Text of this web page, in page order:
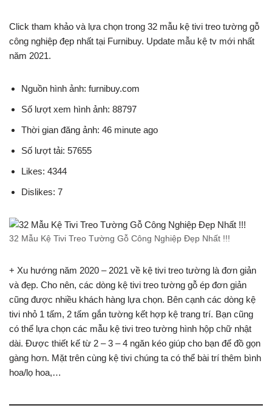
Click tham khảo và lựa chọn trong 32 mẫu kệ tivi treo tường gỗ
công nghiệp đẹp nhất tại Furnibuy. Update mẫu kệ tv mới nhất
năm 2021.
Nguồn hình ảnh: furnibuy.com
Số lượt xem hình ảnh: 88797
Thời gian đăng ảnh: 46 minute ago
Số lượt tải: 57655
Likes: 4344
Dislikes: 7
32 Mẫu Kệ Tivi Treo Tường Gỗ Công Nghiệp Đẹp Nhất !!!
+ Xu hướng năm 2020 – 2021 về kệ tivi treo tường là đơn giản
và đẹp. Cho nên, các dòng kệ tivi treo tường gỗ ép đơn giản
cũng được nhiều khách hàng lựa chọn. Bên cạnh các dòng kệ
tivi nhỏ 1 tấm, 2 tấm gắn tường kết hợp kệ trang trí. Bạn cũng
có thể lựa chọn các mẫu kệ tivi treo tường hình hộp chữ nhật
dài. Được thiết kế từ 2 – 3 – 4 ngăn kéo giúp cho bạn để đồ gọn
gàng hơn. Mặt trên cùng kệ tivi chúng ta có thể bài trí thêm bình
hoa/lọ hoa,…